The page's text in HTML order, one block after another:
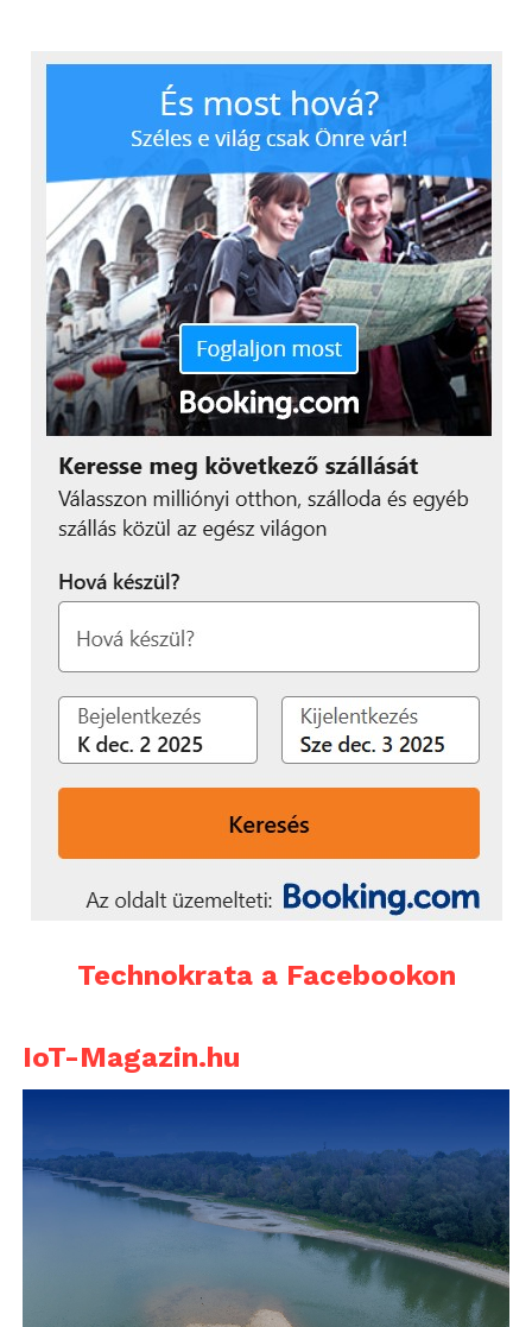
Technokrata a Facebookon
IoT-Magazin.hu